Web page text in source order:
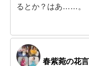
るとか？はあ……。
春紫菀の花